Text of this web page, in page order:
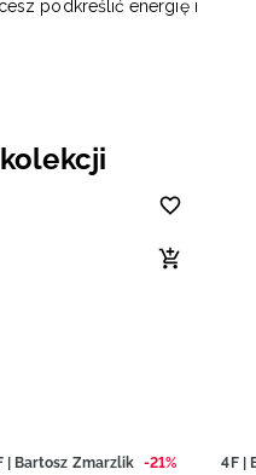
podkreślić energię i
| Bartosz Zmarzlik -21% 4F |